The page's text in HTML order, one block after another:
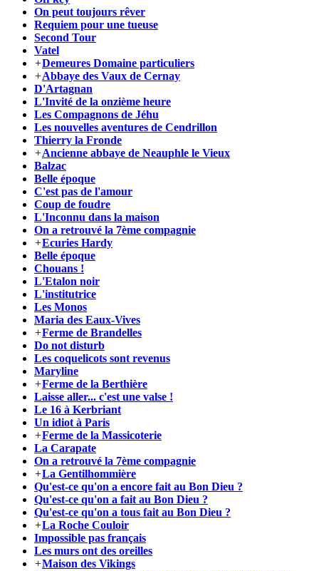
On peut toujours rêver
Requiem pour une tueuse
Second Tour
Vatel
+Demeures Domaine particuliers
+Abbaye des Vaux de Cernay
D'Artagnan
L'Invité de la onzième heure
Les Compagnons de Jéhu
Les nouvelles aventures de Cendrillon
Thierry la Fronde
+Ancienne abbaye de Neauphle le Vieux
Balzac
Belle époque
C'est pas de l'amour
Coup de foudre
L'Inconnu dans la maison
On a retrouvé la 7ème compagnie
+Ecuries Hardy
Belle époque
Chouans !
L'Etalon noir
L'institutrice
Les Monos
Maria des Eaux-Vives
+Ferme de Brandelles
Do not disturb
Les coquelicots sont revenus
Maryline
+Ferme de la Berthière
Laisse aller... c'est une valse !
Le 16 à Kerbriant
Un idiot à Paris
+Ferme de la Massicoterie
La Carapate
On a retrouvé la 7ème compagnie
+La Gentilhommière
Qu'est-ce qu'on a encore fait au Bon Dieu ?
Qu'est-ce qu'on a fait au Bon Dieu ?
Qu'est-ce qu'on a tous fait au Bon Dieu ?
+La Roche Couloir
Impossible pas français
Les murs ont des oreilles
+Maison des Vikings